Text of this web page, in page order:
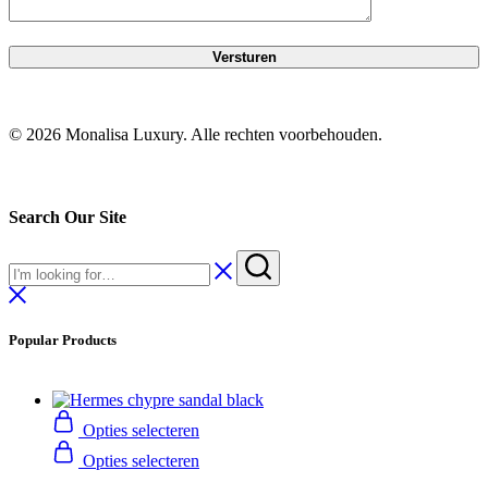
© 2026 Monalisa Luxury. Alle rechten voorbehouden.
Search Our Site
Popular Products
Opties selecteren
Opties selecteren